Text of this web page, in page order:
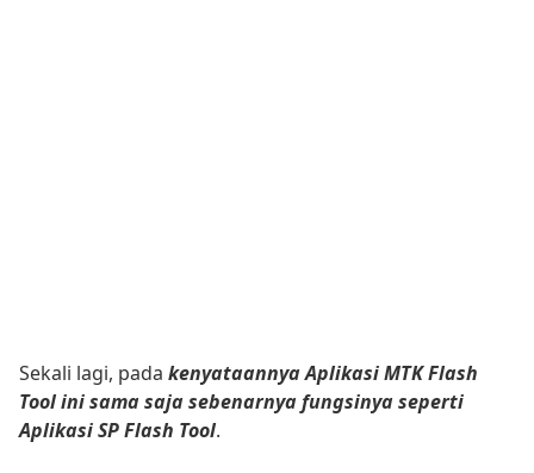
Sekali lagi, pada kenyataannya Aplikasi MTK Flash
Tool ini sama saja sebenarnya fungsinya seperti
Aplikasi SP Flash Tool.